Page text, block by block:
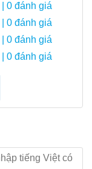
| 0 đánh giá
| 0 đánh giá
| 0 đánh giá
| 0 đánh giá